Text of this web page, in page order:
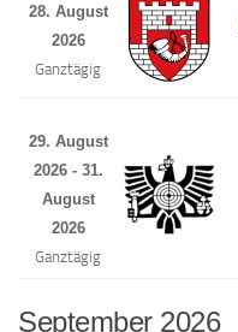
28. August
2026
Ganztägig
29. August
2026 - 31.
August
2026
Ganztägig
September 2026